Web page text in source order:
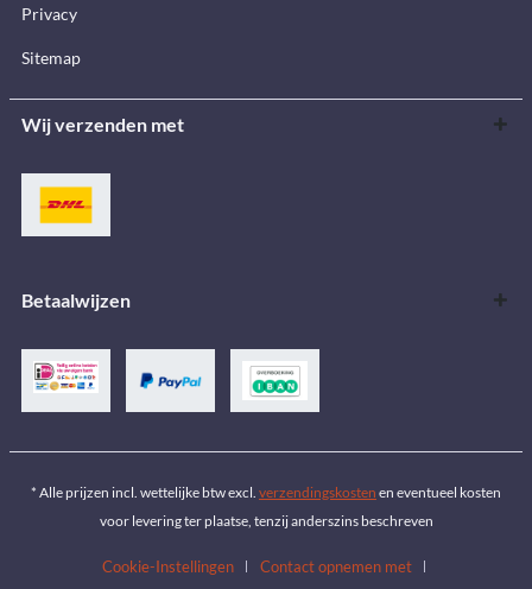
Privacy
Sitemap
Wij verzenden met
Betaalwijzen
* Alle prijzen incl. wettelijke btw excl. verzendingskosten en eventueel kosten
voor levering ter plaatse, tenzij anderszins beschreven
Cookie-Instellingen Contact opnemen met